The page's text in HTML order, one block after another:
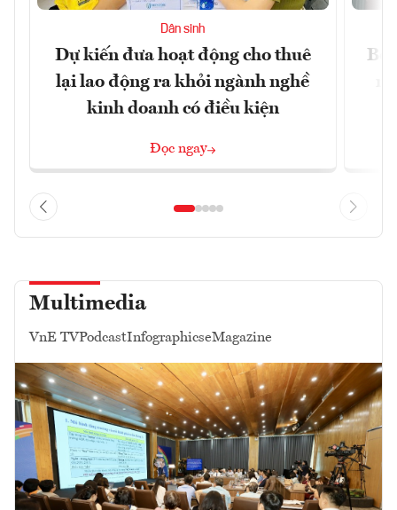
Dân sinh
Dự kiến đưa hoạt động cho thuê
lại lao động ra khỏi ngành nghề
kinh doanh có điều kiện
Đọc ngay
Bộ
Multimedia
VnE TVPodcastInfographicseMagazine